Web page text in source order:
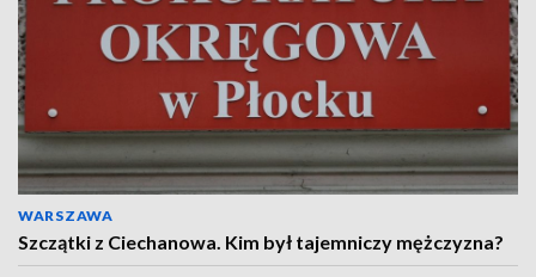
WARSZAWA
Szczątki z Ciechanowa. Kim był tajemniczy mężczyzna?